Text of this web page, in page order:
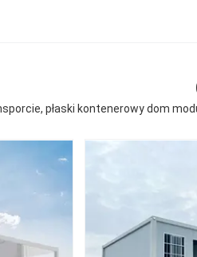
płaski kontenerowy dom